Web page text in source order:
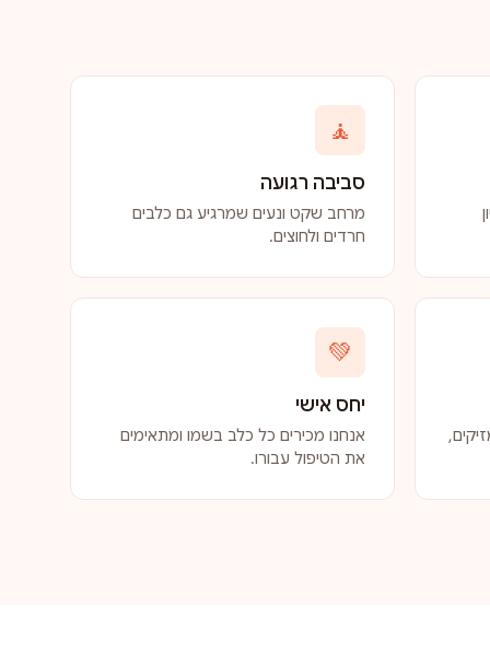
🧘
סביבה רגועה
מרחב שקט ונעים שמרגיע גם כלבים
חרדים ולחוצים.
💚
יחס אישי
אנחנו מכירים כל כלב בשמו ומתאימים
את הטיפול עבורו.